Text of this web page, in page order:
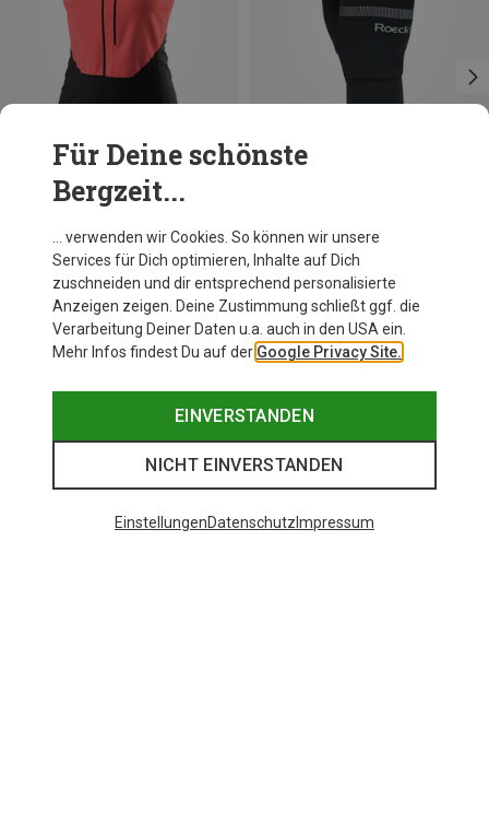
Du sparst 21%
Für Deine schönste
Bergzeit...
… verwenden wir Cookies. So können wir unsere
Services für Dich optimieren, Inhalte auf Dich
zuschneiden und dir entsprechend personalisierte
Anzeigen zeigen. Deine Zustimmung schließt ggf. die
Verarbeitung Deiner Daten u.a. auch in den USA ein.
Mehr Infos findest Du auf der Google Privacy Site.
EINVERSTANDEN
NICHT EINVERSTANDEN
EinstellungenDatenschutz Impressum